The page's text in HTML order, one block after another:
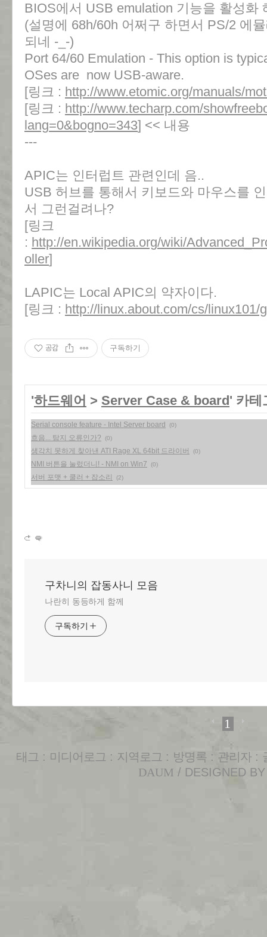
BIOS에서 USB emulation 기능을 활성화
(설명에 68h/60h 어쩌구 하면서 PS/2 에
되네 -_-)
Port 64/60 Emulation - This option is
OSes are now USB-aware.
[링크 : http://www.etomic.org/manuals/
[링크 : http://www.techarp.com/
lang=0&bogno=343] << 내용
---
APIC는 인터럽트 관련인데 음..
USB 허브를 통해서 키보드와 마우스를
서 그런걸려나?
[링크
: http://en.wikipedia.org/wiki/
oller]
LAPIC는 Local APIC의 약자이다.
[링크 : http://linux.about.com/cs/linux101/
공감 구독하기
'하드웨어 > Server Case & board' 카테
Serial console feature - Intel Server board (0)
흐음... 탐지 오류인가? (0)
생각치 못하게 찾아낸 ATI Rage XL 64bit 드라이버 (0)
NMI 버튼을 눌렀더니! - NMI on Win7 (0)
서버 포맷 + 쿨러 + 잡소리 (2)
구차니의 잡동사니 모음
나란히 동등하게 함께
구독하기
1
태그 : 미디어로그 : 지역로그 : 방명록 : 관리자 :
DAUM / DESIGNED